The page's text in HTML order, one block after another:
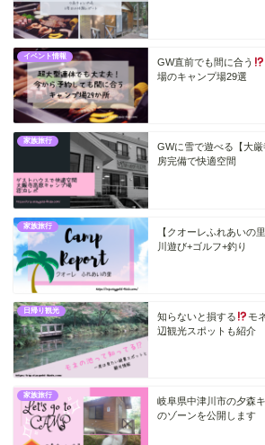
イベント情報
GW直前でも間に合う
場のキャンプ場29選
家族旅行
GWに雪で遊べる【大
房完備で快適空間
家族旅行
【クオーレふれあいの
川遊び+ゴルフ+釣り
日帰り観光
知らないと損する
モ
辺観光スポットも紹介
家族旅行
岐阜県中津川市の夕森
のゾーンを公開します